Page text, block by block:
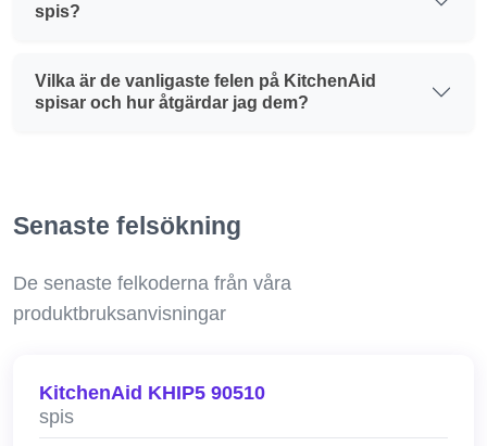
spis?
Vilka är de vanligaste felen på KitchenAid
spisar och hur åtgärdar jag dem?
Senaste felsökning
De senaste felkoderna från våra
produktbruksanvisningar
KitchenAid KHIP5 90510
spis